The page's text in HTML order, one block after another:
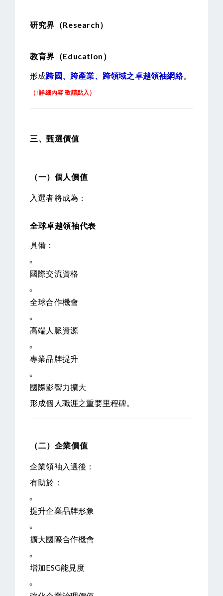
研究界（Research）
教育界（Education）
形成跨國、跨產業、跨領域之卓越領袖網絡。
（↑詳細內容 敬請點入）
三、甄選價值
（一）個人價值
入選者將成為：
全球卓越領袖代表
具備：
國際交流資格
全球合作機會
高端人脈資源
專業品牌提升
國際影響力擴大
形成個人職涯之重要里程碑。
（二）企業價值
企業領袖入選後：
有助於：
提升企業品牌形象
擴大國際合作機會
增加ESG能見度